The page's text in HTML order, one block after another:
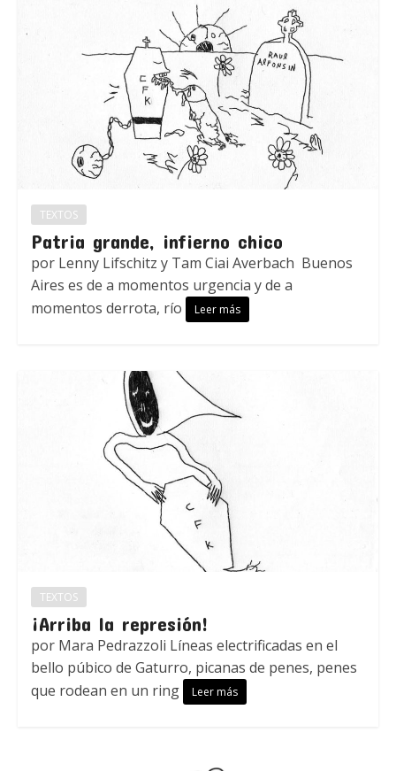
TEXTOS
Patria grande, infierno chico
por Lenny Lifschitz y Tam Ciai Averbach Buenos
Aires es de a momentos urgencia y de a
momentos derrota, río
Leer más
TEXTOS
¡Arriba la represión!
por Mara Pedrazzoli Líneas electrificadas en el
bello púbico de Gaturro, picanas de penes, penes
que rodean en un ring
Leer más